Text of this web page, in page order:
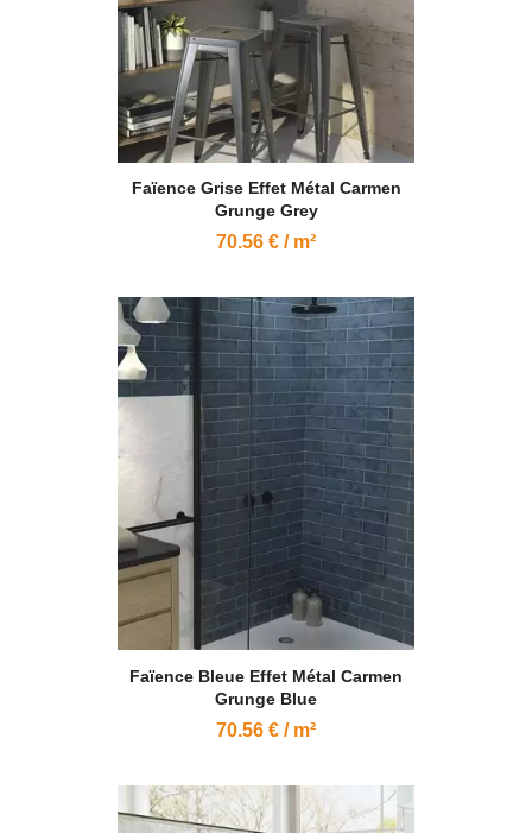
Faïence Grise Effet Métal Carmen
Grunge Grey
70.56 € / m²
Faïence Bleue Effet Métal Carmen
Grunge Blue
70.56 € / m²